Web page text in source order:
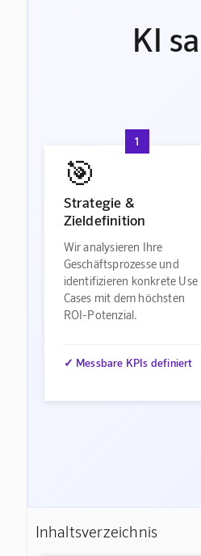
KI
1
🎯
Strategie &
Zieldefinition
Wir analysieren Ihre
Geschäftsprozesse und
identifizieren konkrete Use
Cases mit dem höchsten
ROI-Potenzial.
✓ Messbare KPIs definiert
Inhaltsverzeichnis